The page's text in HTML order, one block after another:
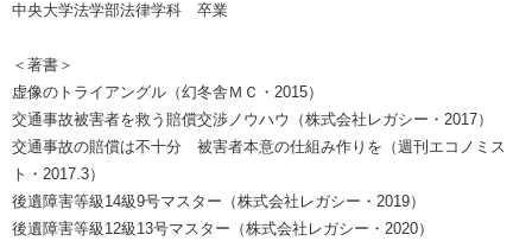
中央大学法学部法律学科 卒業
＜著書＞
虚像のトライアングル（幻冬舎ＭＣ・2015）
交通事故被害者を救う賠償交渉ノウハウ（株式会社レガシー・2017）
交通事故の賠償は不十分 被害者本意の仕組み作りを（週刊エコノミス
ト・2017.3）
後遺障害等級14級9号マスター（株式会社レガシー・2019）
後遺障害等級12級13号マスター（株式会社レガシー・2020）